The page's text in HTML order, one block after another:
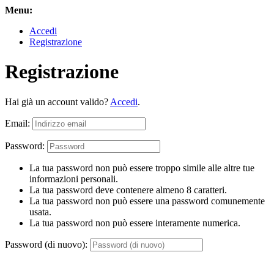
Menu:
Accedi
Registrazione
Registrazione
Hai già un account valido? Accedi.
Email:
Password:
La tua password non può essere troppo simile alle altre tue
informazioni personali.
La tua password deve contenere almeno 8 caratteri.
La tua password non può essere una password comunemente
usata.
La tua password non può essere interamente numerica.
Password (di nuovo):